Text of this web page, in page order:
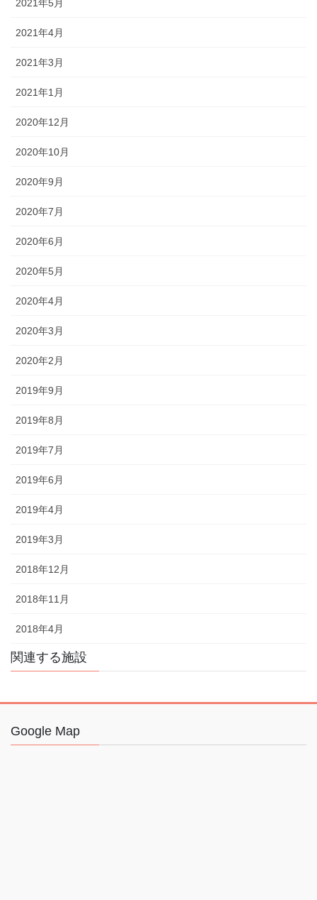
2021年5月
2021年4月
2021年3月
2021年1月
2020年12月
2020年10月
2020年9月
2020年7月
2020年6月
2020年5月
2020年4月
2020年3月
2020年2月
2019年9月
2019年8月
2019年7月
2019年6月
2019年4月
2019年3月
2018年12月
2018年11月
2018年4月
関連する施設
Google Map